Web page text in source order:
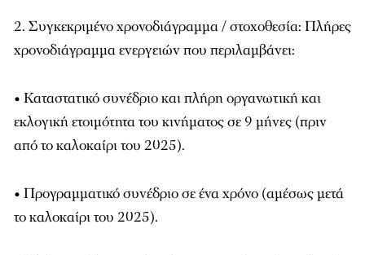
2. Συγκεκριμένο χρονοδιάγραμμα / στοχοθεσία: Πλήρες
χρονοδιάγραμμα ενεργειών που περιλαμβάνει:
• Καταστατικό συνέδριο και πλήρη οργανωτική και
εκλογική ετοιμότητα του κινήματος σε 9 μήνες (πριν
από το καλοκαίρι του 2025).
• Προγραμματικό συνέδριο σε ένα χρόνο (αμέσως μετά
το καλοκαίρι του 2025).